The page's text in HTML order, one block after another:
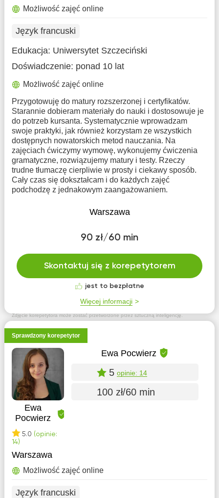
Zdjęcie korepetytora może zostać przetworzone przez sztuczną inteligencję.
Możliwość zajęć online
Język francuski
Edukacja: Uniwersytet Szczeciński
Doświadczenie: ponad 10 lat
Możliwość zajęć online
Przygotowuję do matury rozszerzonej i certyfikatów.
Starannie dobieram materiały do nauki i dostosowuje je
do potrzeb kursanta. Systematycznie wprowadzam
swoje praktyki, jak również korzystam ze wszystkich
dostępnych nowatorskich metod nauczania. Na
zajęciach ćwiczymy wymowę, wykonujemy ćwiczenia
gramatyczne, rozwiązujemy matury i testy. Rzeczy
trudne tłumaczę cierpliwie w prosty i ciekawy sposób.
Cały czas się dokształcam i do każdych zajęć
podchodzę z jednakowym zaangażowaniem.
Warszawa
90 zł/60 min
Skontaktuj się z korepetytorem
jest to bezpłatne
Więcej informacji
Sprawdzony korepetytor
Ewa
Pocwierz
5.0 (opinie:
14)
Ewa Pocwierz
5 opinie: 14
100 zł/60 min
Warszawa
Możliwość zajęć online
Język francuski